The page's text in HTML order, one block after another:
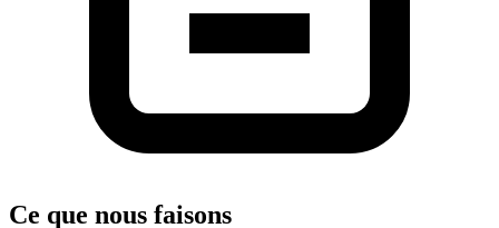
Ce que nous faisons